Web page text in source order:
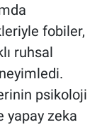
fobiler,
ruhsal
psikoloji
yapay zeka